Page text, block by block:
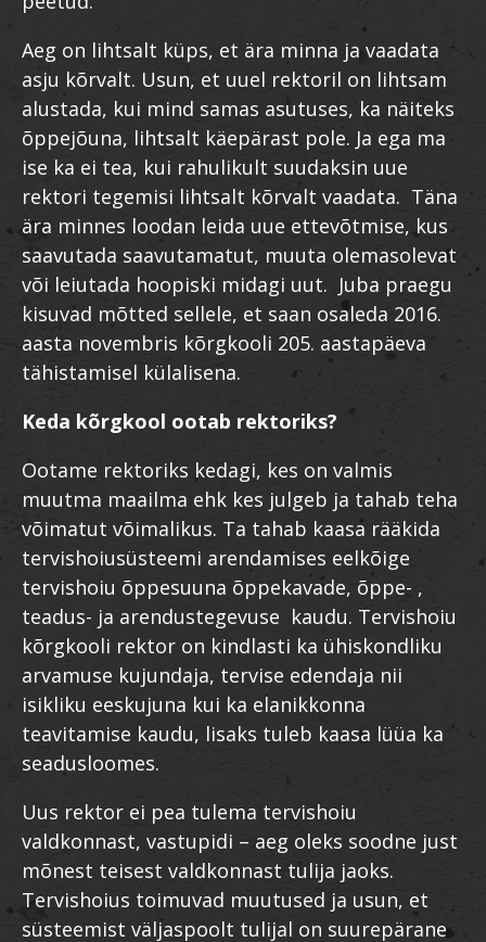
Aeg on lihtsalt küps, et ära minna ja vaadata
asju kõrvalt. Usun, et uuel rektoril on lihtsam
alustada, kui mind samas asutuses, ka näiteks
õppejõuna, lihtsalt käepärast pole. Ja ega ma
ise ka ei tea, kui rahulikult suudaksin uue
rektori tegemisi lihtsalt kõrvalt vaadata. Täna
ära minnes loodan leida uue ettevõtmise, kus
saavutada saavutamatut, muuta olemasolevat
või leiutada hoopiski midagi uut. Juba praegu
kisuvad mõtted sellele, et saan osaleda 2016.
aasta novembris kõrgkooli 205. aastapäeva
tähistamisel külalisena.
Keda kõrgkool ootab rektoriks?
Ootame rektoriks kedagi, kes on valmis
muutma maailma ehk kes julgeb ja tahab teha
võimatut võimalikus. Ta tahab kaasa rääkida
tervishoiusüsteemi arendamises eelkõige
tervishoiu õppesuuna õppekavade, õppe- ,
teadus- ja arendustegevuse kaudu. Tervishoiu
kõrgkooli rektor on kindlasti ka ühiskondliku
arvamuse kujundaja, tervise edendaja nii
isikliku eeskujuna kui ka elanikkonna
teavitamise kaudu, lisaks tuleb kaasa lüüa ka
seadusloomes.
Uus rektor ei pea tulema tervishoiu
valdkonnast, vastupidi – aeg oleks soodne just
mõnest teisest valdkonnast tulija jaoks.
Tervishoius toimuvad muutused ja usun, et
süsteemist väljaspoolt tulijal on suurepärane